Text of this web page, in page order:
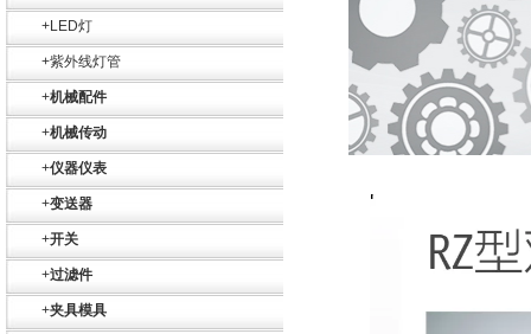
+LED灯
+紫外线灯管
+机械配件
+机械传动
+仪器仪表
+变送器
+开关
+过滤件
+夹具模具